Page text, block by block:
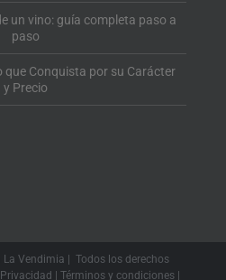
un vino: guía completa paso a
paso
que Conquista por su Carácter
y Precio
La Vendimia | Todos los derechos
Privacidad Términos y condiciones|